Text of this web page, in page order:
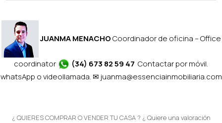
JUANMA MENACHOCoordinador de oficina – Office
coordinator (34) 673 82 59 47 Contactar por móvil.
whatsApp o videollamada. ✉ juanma@essenciainmobiliaria.com
¿ QUIERES COMPRAR O VENDER TU CASA ? ¿ Quiere una valoración